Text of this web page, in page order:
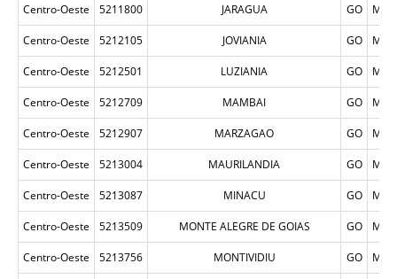
Centro-Oeste 5211800 JARAGUA GO
Centro-Oeste 5212105 JOVIANIA GO
Centro-Oeste 5212501 LUZIANIA GO
Centro-Oeste 5212709 MAMBAI GO
Centro-Oeste 5212907 MARZAGAO GO
Centro-Oeste 5213004 MAURILANDIA GO
Centro-Oeste 5213087 MINACU GO
Centro-Oeste 5213509 MONTE ALEGRE DE GOIAS GO
Centro-Oeste 5213756 MONTIVIDIU GO